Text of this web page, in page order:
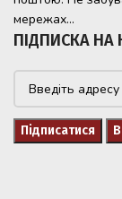
мережах...
ПІДПИСКА